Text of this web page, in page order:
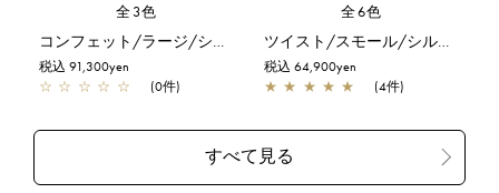
全3色
コンフェット/ラージ/シルバーゴールド
税込 91,300yen
☆ ☆ ☆ ☆ ☆ (0件)
全6色
ツイスト/スモール/シルバー
税込 64,900yen
★ ★ ★ ★ ★ (4件)